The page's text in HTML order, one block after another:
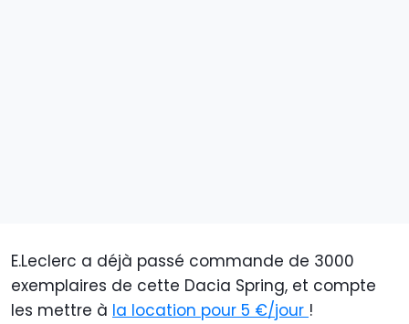
E.Leclerc a déjà passé commande de 3000
exemplaires de cette Dacia Spring, et compte
les mettre à la location pour 5 €/jour !